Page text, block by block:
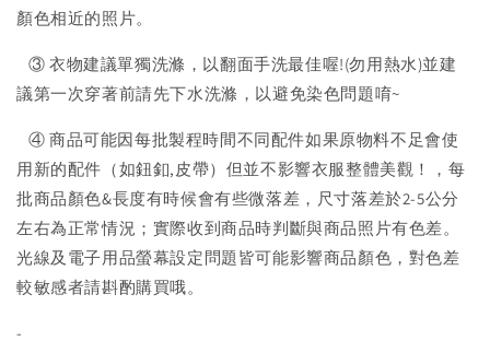
顏色相近的照片。
③ 衣物建議單獨洗滌，以翻面手洗最佳喔!(勿用熱水)並建
議第一次穿著前請先下水洗滌，以避免染色問題唷~
④ 商品可能因每批製程時間不同配件如果原物料不足會使
用新的配件（如鈕釦,皮帶）但並不影響衣服整體美觀！，每
批商品顏色&長度有時候會有些微落差，尺寸落差於2-5公分
左右為正常情況；實際收到商品時判斷與商品照片有色差。
光線及電子用品螢幕設定問題皆可能影響商品顏色，對色差
較敏感者請斟酌購買哦。
-